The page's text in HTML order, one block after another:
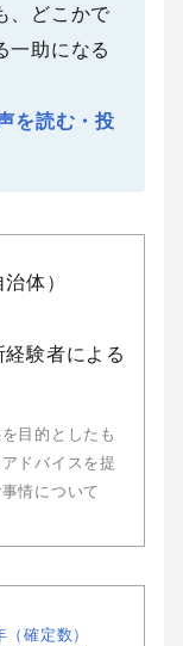
、どこかで
一助になる
を読む・投
体）
験者による
目的としたも
ドバイスを提
情について
確定数）